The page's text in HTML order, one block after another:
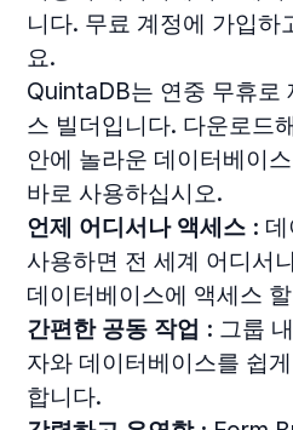
니다. 무료 계정에 가입하
요.
QuintaDB는 연중 무휴로
스 빌더입니다. 다운로드
안에 놀라운 데이터베이
바로 사용하십시오.
언제 어디서나 액세스 :
사용하면 전 세계 어디서
데이터베이스에 액세스
간편한 공동 작업 : 그룹
자와 데이터베이스를 쉽
합니다.